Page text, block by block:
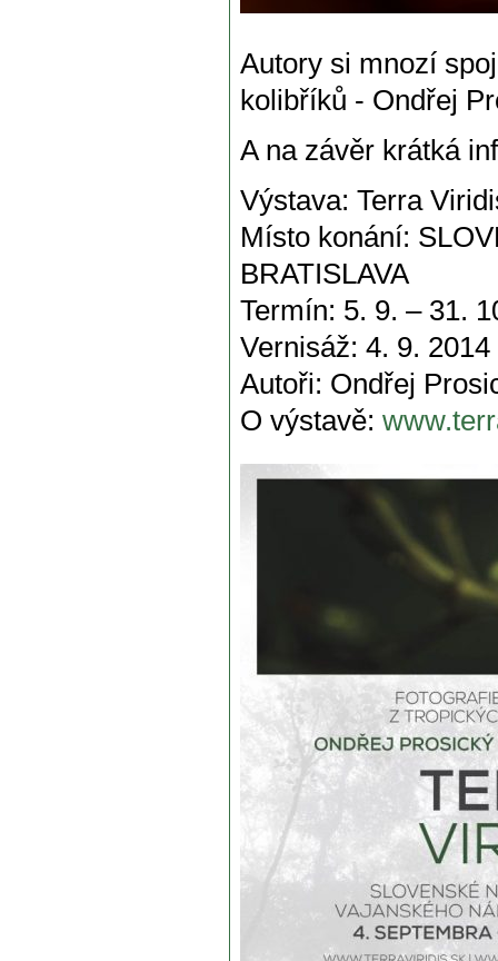
Autory si mnozí
kolibříků - Ondřej
A na závěr krátká
Výstava: Terra
Místo konání:
BRATISLAVA
Termín: 5. 9. – 31.
Vernisáž: 4. 9. 2014
Autoři: Ondřej
O výstavě: